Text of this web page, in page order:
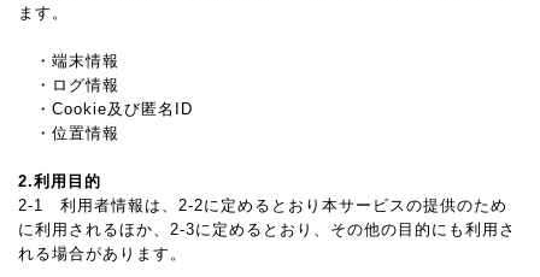
ます。
・端末情報
・ログ情報
・Cookie及び匿名ID
・位置情報
2.利用目的
2-1 利用者情報は、2-2に定めるとおり本サービスの提供のため
に利用されるほか、2-3に定めるとおり、その他の目的にも利用さ
れる場合があります。